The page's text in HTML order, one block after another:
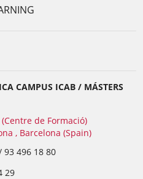
CAMPUS ICAB / MÁSTERS
de Formació)
, Barcelona (Spain)
93 496 18 80
29